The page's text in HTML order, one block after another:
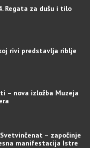
Regata za dušu i tilo
rivi predstavlja riblje
– nova izložba Muzeja
– započinje
manifestacija Istre